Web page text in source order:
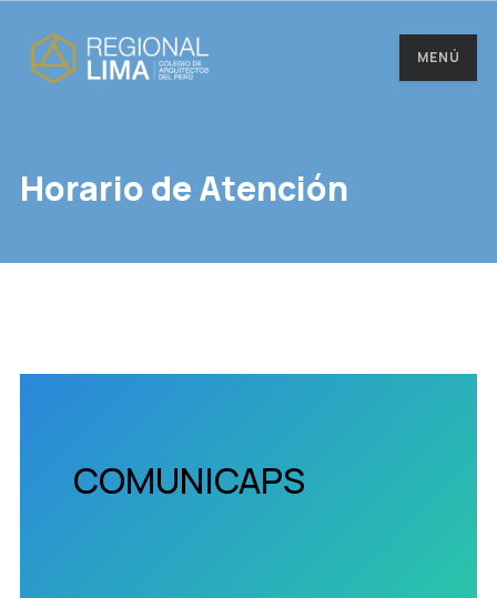
MENÚ
Horario de Atención
COMUNICAPS